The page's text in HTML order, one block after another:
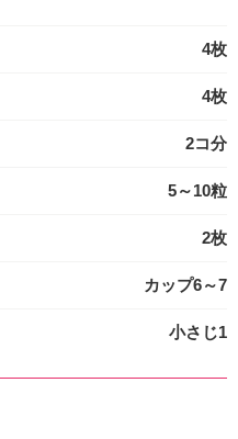
4枚
4枚
2コ分
5～10粒
2枚
カップ6～7
小さじ1